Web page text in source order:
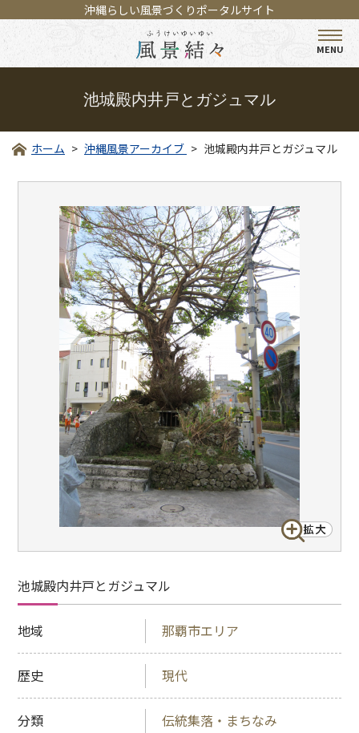
沖縄らしい風景づくりポータルサイト
MENU
池城殿内井戸とガジュマル
ホーム 沖縄風景アーカイブ 池城殿内井戸とガジュマル
池城殿内井戸とガジュマル
地域 那覇市エリア
歴史 現代
分類 伝統集落・まちなみ